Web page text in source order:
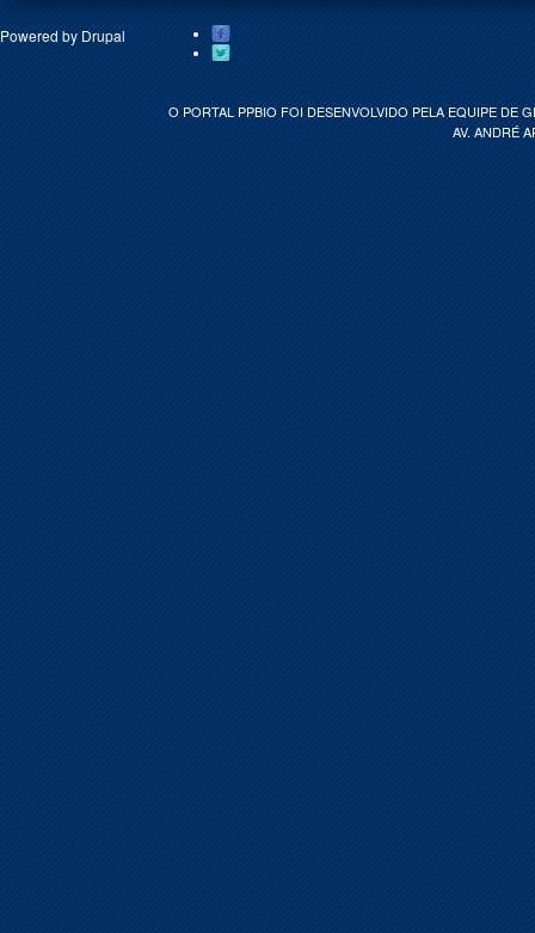
Powered by Drupal
O PORTAL PPBIO FOI DESENVOLVIDO PELA EQUIPE DE
AV. ANDRÉ